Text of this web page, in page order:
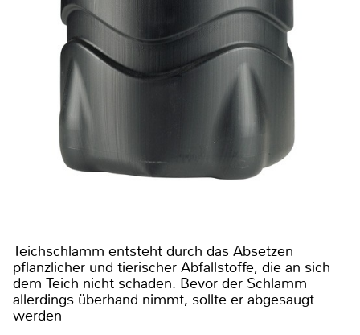
Teichschlamm entsteht durch das Absetzen
pflanzlicher und tierischer Abfallstoffe, die an sich
dem Teich nicht schaden. Bevor der Schlamm
allerdings überhand nimmt, sollte er abgesaugt
werden